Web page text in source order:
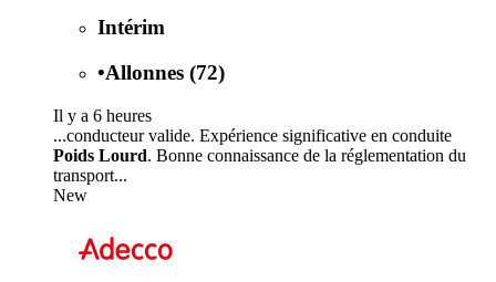
Intérim
•Allonnes (72)
Il y a 6 heures
...conducteur valide. Expérience significative en conduite
Poids Lourd. Bonne connaissance de la réglementation du
transport...
New